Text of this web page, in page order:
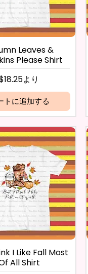
Leaves &
Please Shirt
より
ール価格
トに追加する
I Like Fall Most
All Shirt